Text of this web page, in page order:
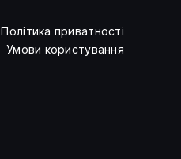
Політика приватності
Умови користування